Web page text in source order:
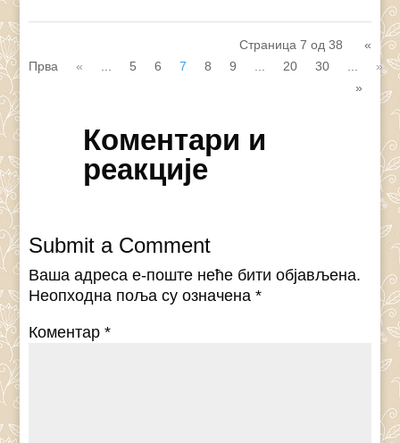
Страница 7 од 38
«
Прва
« 5 6 7 8 9 20 30
»
»
Коментари и
реакције
Submit a Comment
Ваша адреса е-поште неће бити објављена.
Неопходна поља су означена*
Коментар*